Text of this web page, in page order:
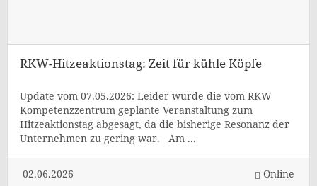
RKW-Hitzeaktionstag: Zeit für kühle Köpfe
Update vom 07.05.2026: Leider wurde die vom RKW
Kompetenzzentrum geplante Veranstaltung zum
Hitzeaktionstag abgesagt, da die bisherige Resonanz der
Unternehmen zu gering war. Am ...
02.06.2026 Online